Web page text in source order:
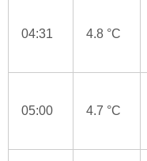
04:31 4.8 °C
05:00 4.7 °C